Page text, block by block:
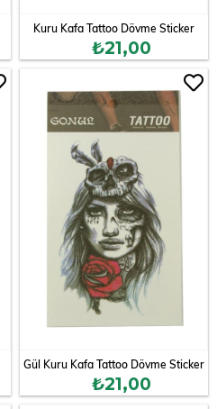
Kuru Kafa Tattoo Dövme Sticker
₺21,00
Gül Kuru Kafa Tattoo Dövme Sticker
₺21,00